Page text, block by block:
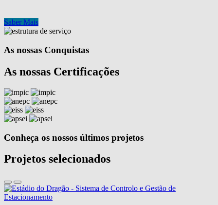
Saber Mais
As nossas Conquistas
As nossas Certificações
Conheça os nossos últimos projetos
Projetos selecionados